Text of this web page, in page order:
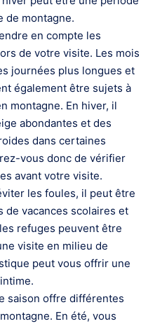
de montagne.
en compte les
de votre visite. Les mois
journées plus longues et
également être sujets à
montagne. En hiver, il
abondantes et des
dans certaines
vous donc de vérifier
avant votre visite.
les foules, il peut être
de vacances scolaires et
refuges peuvent être
visite en milieu de
peut vous offrir une
saison offre différentes
En été, vous